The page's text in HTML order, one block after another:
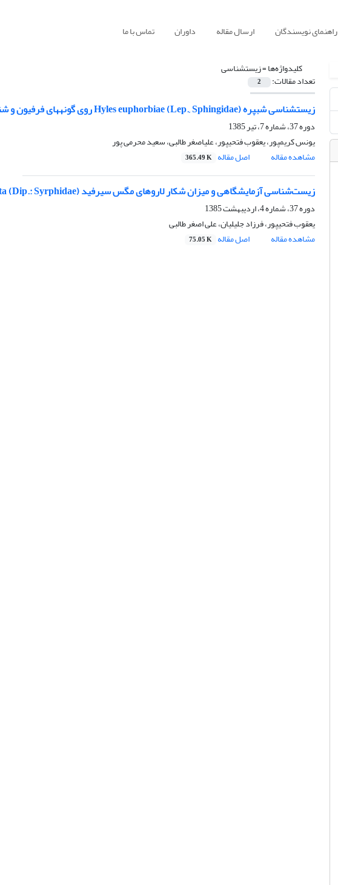
راهنمای نویسندگان ارسال مقاله داوران تماس با ما
کلیدواژه‌ها =زیست‎شناسی
تعداد مقالات: 2
زیست‎شناسی شب‎پره Hyles euphorbiae (Lep., Sphingidae) روی گونه‎های فرفیون و شناسایی پارازیتوییدهای آن در آذربایجان غربی
دوره 37، شماره 7، تیر 1385
یونس کریم‎پور، یعقوب فتحی‎پور، علی‎اصغر طالبی، سعید محرمی پور
مشاهده مقاله
اصل مقاله 365.49 K
زیست‌شناسی آزمایشگاهی و میزان شکار لاروهای مگس سیرفید (Dip.: Syrphidae) Scaeva albomaculataاز شته سبز هلو
دوره 37، شماره 4، اردیبهشت 1385
یعقوب فتحی‎پور، فرزاد جلیلیان، علی اصغر طالبی
مشاهده مقاله
اصل مقاله 75.05 K